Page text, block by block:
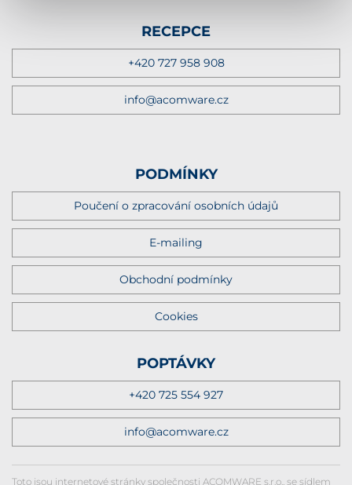
RECEPCE
+420 727 958 908
info@acomware.cz
PODMÍNKY
Poučení o zpracování osobních údajů
E-mailing
Obchodní podmínky
Cookies
POPTÁVKY
+420 725 554 927
info@acomware.cz
Toto jsou internetové stránky společnosti ACOMWARE s.r.o., se sídlem